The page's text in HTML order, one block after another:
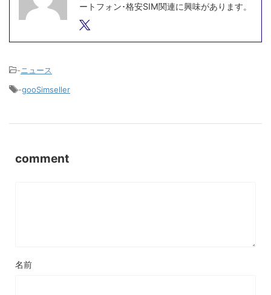
ートフォン･格安SIM関連に興味があります。
-ニュース
-gooSimseller
comment
名前